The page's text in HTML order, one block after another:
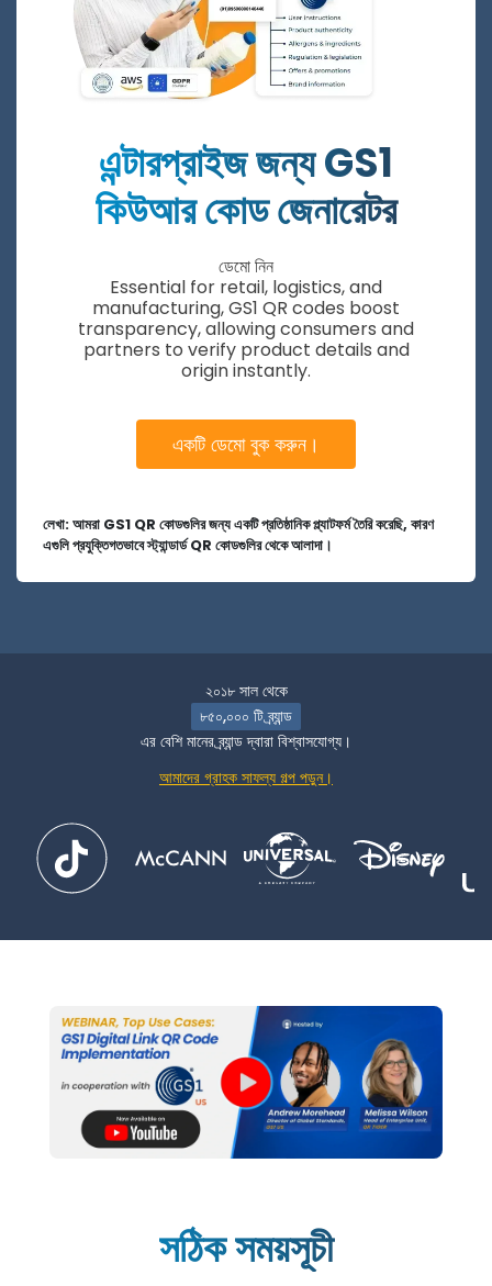
এন্টারপ্রাইজ জন্য GS1
কিউআর কোড জেনারেটর
ডেমো নিন
Essential for retail, logistics, and
manufacturing, GS1 QR codes boost
transparency, allowing consumers and
partners to verify product details and
origin instantly.
একটি ডেমো বুক করুন।
লেখা: আমরা GS1 QR কোডগুলির জন্য একটি প্রতিষ্ঠানিক প্ল্যাটফর্ম তৈরি করেছি, কারণ
এগুলি প্রযুক্তিগতভাবে স্ট্যান্ডার্ড QR কোডগুলির থেকে আলাদা।
২০১৮ সাল থেকে
৮৫০,০০০ টি ব্র্যান্ড
এর বেশি মানের ব্র্যান্ড দ্বারা বিশ্বাসযোগ্য।
আমাদের গ্রাহক সাফল্য গল্প পড়ুন।
সঠিক সময়সূচী